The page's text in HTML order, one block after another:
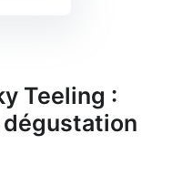
Teeling :